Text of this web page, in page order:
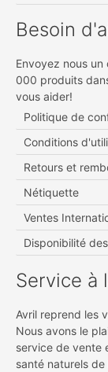
Besoin
Envoyez nous
000 produits
vous aider!
Politique de
Conditions
Retours et
Nétiquette
Ventes
Disponibilité
Service à
Avril reprend les
Nous avons le
service de vente
santé naturels